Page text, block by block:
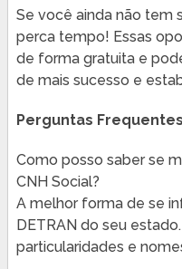
Se você ainda não tem
perca tempo! Essas
de forma gratuita e
de mais sucesso e
Perguntas Frequentes
Como posso saber se
CNH Social?
A melhor forma de se
DETRAN do seu
particularidades e